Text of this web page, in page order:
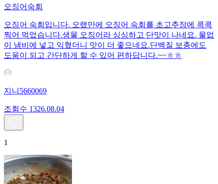
오징어숙회
오징어 숙회입니다. 오랬만에 오징어 숙회를 초고추장에 콕콕
찍어 먹었습니다.생물 오징어라 싱싱하고 단맛이 나네요. 물없
이 냄비에 넣고 익혔더니 맛이 더 좋으네요.단백질 보충에도
도움이 되고 간단하게 할 수 있어 편하답니다.~~ㅎㅎ
지니5660069
조회수 1326.08.04
1